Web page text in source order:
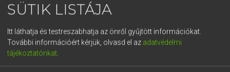
KERESÉS
Európai uniós terminológiai szótár
SÜTIK LISTÁJA
Itt láthatja és testreszabhatja az önről gyűjtött információkat.
További információért kérjük, olvasd el az adatvédelmi
tájékoztatónkat.
GR
t z u i o p
g h j k l é á ű Ω